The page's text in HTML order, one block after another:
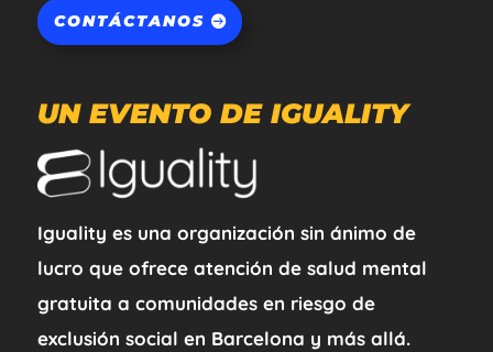
CONTÁCTANOS
UN EVENTO DE IGUALITY
Iguality es una organización sin ánimo de
lucro que ofrece atención de salud mental
gratuita a comunidades en riesgo de
exclusión social en Barcelona y más allá.